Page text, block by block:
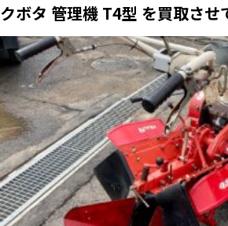
クボタ 管理機 T4型 を買取させ